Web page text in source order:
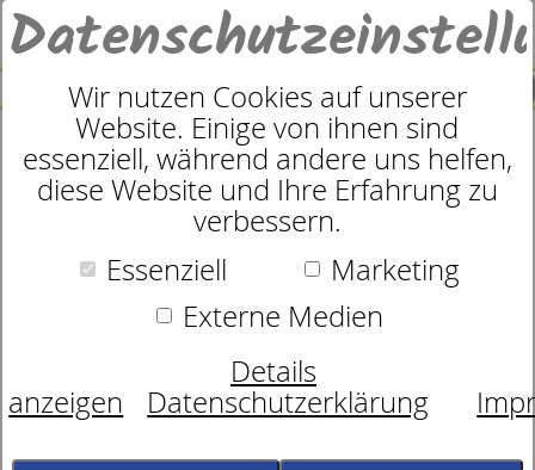
SUCHE
0
SCHLAFTIPPS AUS DEM BETTENFACHGESCHÄFT
Schlaftipps für besseren
Schlaf, mehr Regeneration
und die passende
Schlaflösung
Guter Schlaf hängt von vielen Faktoren ab: von der
Wir nutzen Cookies auf unserer
Website. Einige von ihnen sind
essenziell, während andere uns helfen,
diese Website und Ihre Erfahrung zu
verbessern.
Essenziell
Marketing
Externe Medien
Details
anzeigen
Datenschutzerklärung